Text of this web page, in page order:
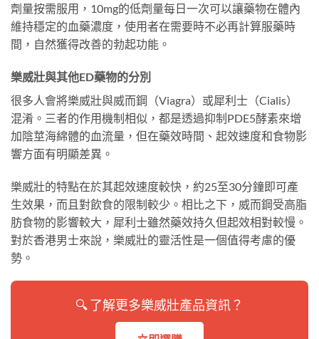
劑量按需服用，10mg的低劑量每日一次可以讓藥物在體內
維持穩定的血藥濃度，使用者在需要時不必再計算服藥時
間，自然獲得改善的勃起功能。
樂威壯與其他ED藥物的分別
很多人會將樂威壯與威而鋼（Viagra）或犀利士（Cialis）
混淆。三者的作用機制相似，都是透過抑制PDE5酵素來增
加陰莖海綿體的血流量，但在藥效時間、起效速度和食物影
響方面有明顯差異。
樂威壯的特點在於其起效速度較快，約25至30分鐘即可產
生效果，而且對飲食的限制較少。相比之下，威而鋼受高脂
肪食物的影響較大，犀利士雖然藥效持久但起效相對較慢。
對於香港男士來說，樂威壯的靈活性是一個值得考慮的優
勢。
🔍 了解更多樂威壯產品資訊？